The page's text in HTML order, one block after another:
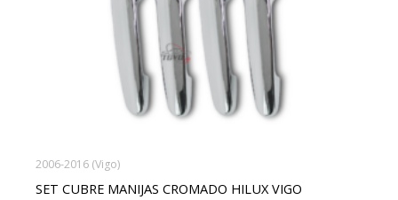
2006-2016 (Vigo)
SET CUBRE MANIJAS CROMADO HILUX VIGO